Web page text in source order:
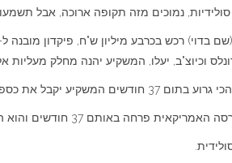
נמוכים מזה תקופה ארוכה, אבל תשמעו
וכיוצ"ב, יעלו, המשקיע יהנה מחלק מעליות
המשקיע יקבל את כספו חזרה.
והוא הרוויח מעל 42,000 ש"ח שהם כ-17% תשואה על פני ה-3 שנים.